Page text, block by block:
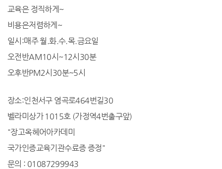
교육은 정직하게~
비용은저렴하게~
일시:매주 월.화.수.목.금요일
오전반AM10시~12시30분
오후반PM2시30분~5시
장소:인천서구 염곡로464번길30
벨라미상가 1015호 (가정역4번출구앞)
"장고옥헤어아카데미
국가인증교육기관수료증 증정"
문의 : 01087299943